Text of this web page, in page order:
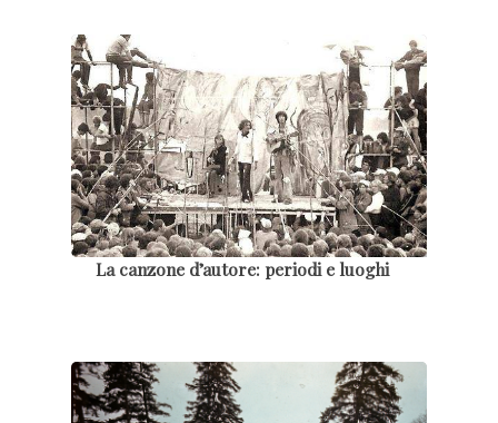
La canzone d’autore: periodi e luoghi